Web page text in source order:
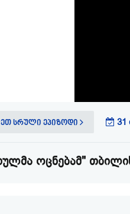
სრული ეპიზოდი 31
ოცნებამ"